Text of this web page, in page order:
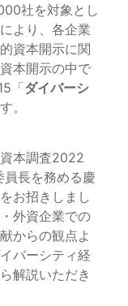
社を対象とし
より、各企業
資本開示に関
本開示の中で
「ダイバーシ
。
本調査2022
長を務める慶
お招きしまし
外資企業での
からの観点よ
バーシティ経
解説いただき